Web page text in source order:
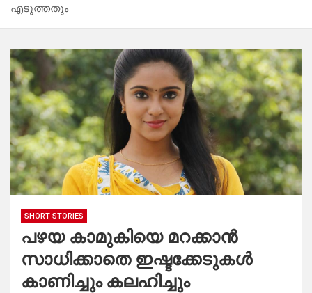
എടുത്തതും
SHORT STORIES
പഴയ കാമുകിയെ മറക്കാൻ
സാധിക്കാതെ ഇഷ്ടക്കേടുകൾ
കാണിച്ചും കലഹിച്ചും